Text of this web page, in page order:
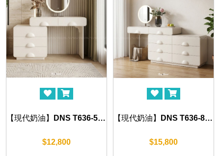
【現代奶油】DNS T636-5 妝檯 (100-150cm)
$12,800
【現代奶油】DNS T636-8 妝檯 (120-230cm)
$15,800